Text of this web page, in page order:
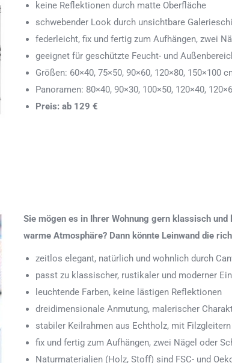
keine Reflektionen durch matte Oberfläche
schwebender Look durch unsichtbare
federleicht, fix und fertig zum Aufhängen, zwei
geeignet für geschützte Feucht- und
Größen: 60×40, 75×50, 90×60, 120×80, 150×100
Panoramen: 80×40, 90×30, 100×50, 120×40,
Preis: ab 129 €
Sie mögen es in Ihrer Wohnung gern klassisch
warme Atmosphäre? Dann könnte Leinwand die
zeitlos elegant, natürlich und wohnlich durch
passt zu klassischer, rustikaler und moderner
leuchtende Farben, keine lästigen Reflektionen
dreidimensionale Anmutung, malerischer
stabiler Keilrahmen aus Echtholz, mit Filzgleitern
fix und fertig zum Aufhängen, zwei Nägel oder
Naturmaterialien (Holz, Stoff) sind FSC- und